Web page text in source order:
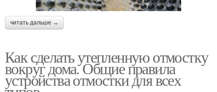
читать дальше →
Как сделать утепленную отмостку
вокруг дома. Общие правила
устройства отмостки для всех